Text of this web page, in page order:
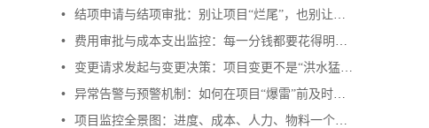
•
结项申请与结项审批：别让项目“烂尾”，也别让项目“无限延期”
•
费用审批与成本支出监控：每一分钱都要花得明明白白
•
变更请求发起与变更决策：项目变更不是“洪水猛兽”，但要管住流程
•
异常告警与预警机制：如何在项目“爆雷”前及时止损？
•
项目监控全景图：进度、成本、人力、物料一个都不能少